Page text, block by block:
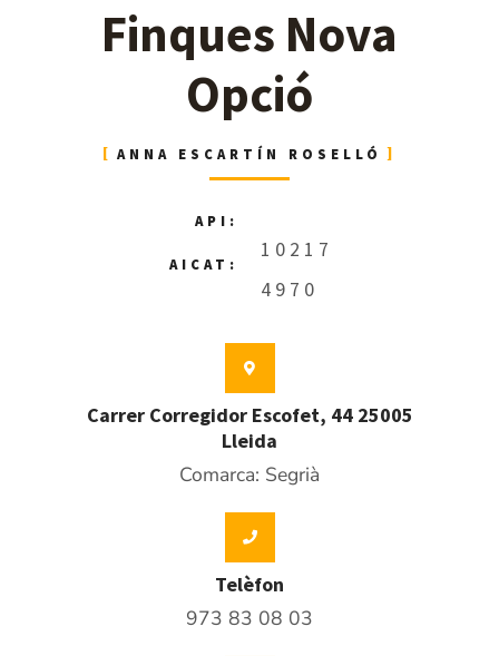
Finques Nova
Opció
ANNA ESCARTÍN ROSELLÓ
API:
AICAT:
10217
4970
Carrer Corregidor Escofet, 44 25005
Lleida
Comarca: Segrià
Telèfon
973 83 08 03